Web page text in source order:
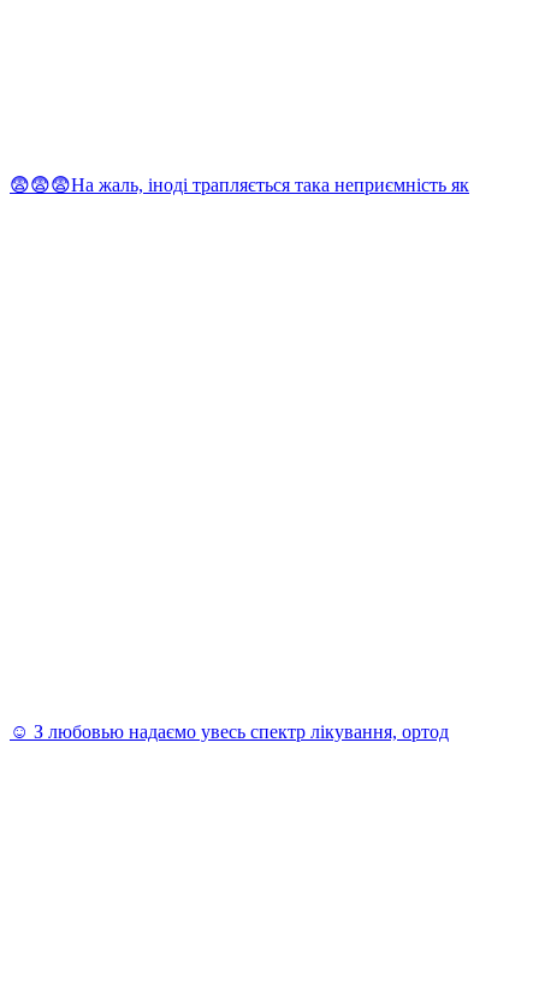
😨😨😨На жаль, іноді трапляється така неприємність як
☺️ З любовью надаємо увесь спектр лікування, ортод